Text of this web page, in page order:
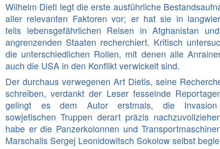
Hokus Fokus
Wilhelm Dietl legt die erste ausführliche
aller relevanten Faktoren vor; er hat sie in
teils lebensgefährlichen Reisen in Afghanistan
angrenzenden Staaten recherchiert. Kritisch
die unterschiedlichen Rollen, mit denen alle
auch die USA in den Konflikt verwickelt sind.
Der durchaus verwegenen Art Dietis, seine
schreiben, verdankt der Leser fesselnde
gelingt es dem Autor erstmals, die
sowjetischen Truppen derart präzis
habe er die Panzerkolonnen und
Marschalls Sergej Leonidowitsch Sokolow selbst